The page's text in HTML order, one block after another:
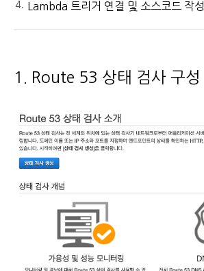
Lambda 트리거 연결 및 소스코드 작성
1. Route 53 상태 검사 구성